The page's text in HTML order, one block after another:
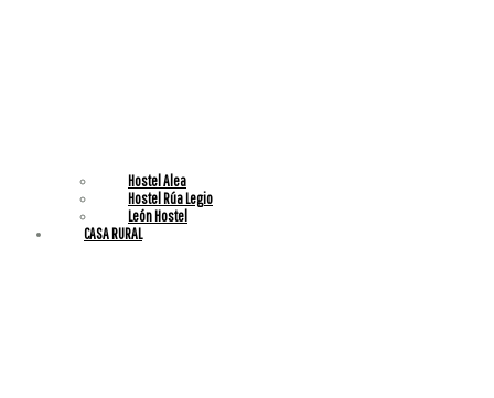
Hostel Alea
⁠Hostel Rúa Legio
⁠León Hostel
CASA RURAL